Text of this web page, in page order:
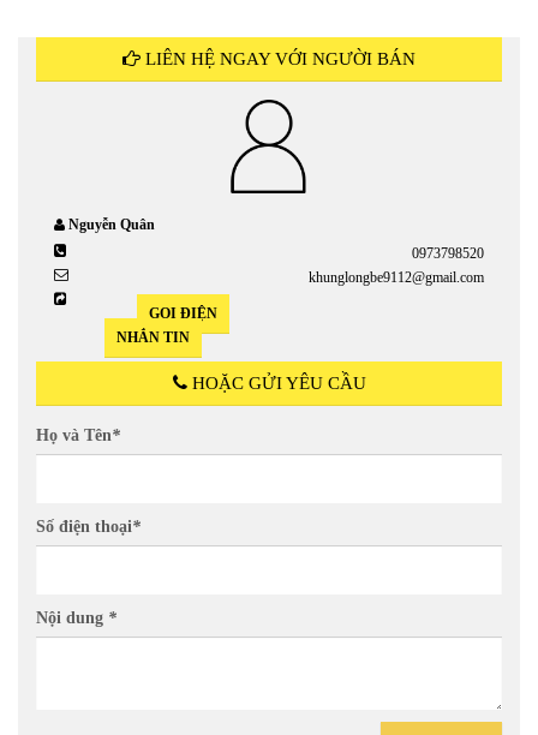
LIÊN HỆ NGAY VỚI NGƯỜI BÁN
Nguyễn Quân
0973798520
khunglongbe9112@gmail.com
GỌI ĐIỆN
NHẮN TIN
HOẶC GỬI YÊU CẦU
Họ và Tên*
Số điện thoại*
Nội dung *